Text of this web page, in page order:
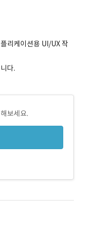
리케이션용 UI/UX 작
다.
보세요.